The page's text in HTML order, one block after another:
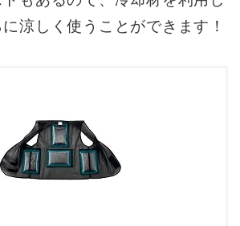
涼しく使うことができます！